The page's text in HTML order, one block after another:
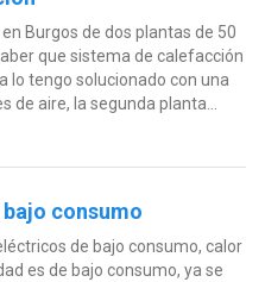
Burgos de dos plantas de 50
que sistema de calefacción
lo tengo solucionado con una
aire, la segunda planta...
consumo
de bajo consumo, calor
es de bajo consumo, ya se